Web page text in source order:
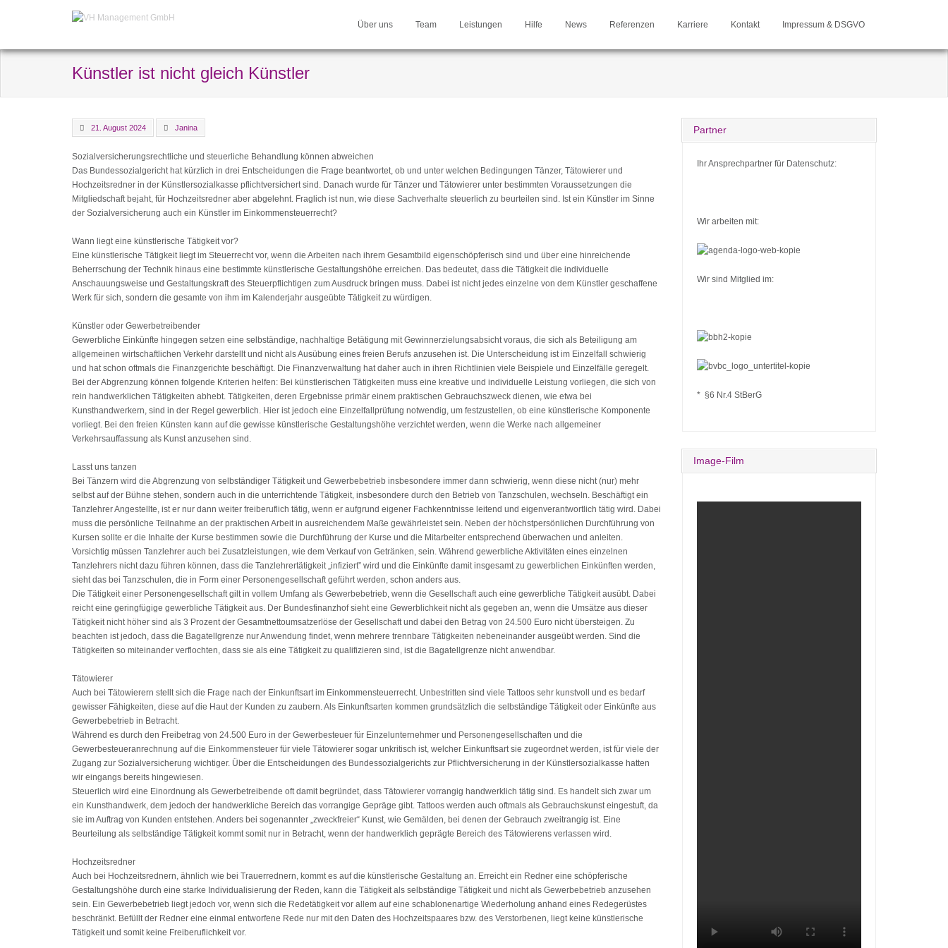
Über uns Team Leistungen Hilfe News Referenzen Karriere Kontakt Impressum & DSGVO
Künstler ist nicht gleich Künstler
21. August 2024 Janina
Sozialversicherungsrechtliche und steuerliche Behandlung können abweichen
Das Bundessozialgericht hat kürzlich in drei Entscheidungen die Frage beantwortet, ob und unter welchen Bedingungen Tänzer, Tätowierer und
Hochzeitsredner in der Künstlersozialkasse pflichtversichert sind. Danach wurde für Tänzer und Tätowierer unter bestimmten Voraussetzungen die
Mitgliedschaft bejaht, für Hochzeitsredner aber abgelehnt. Fraglich ist nun, wie diese Sachverhalte steuerlich zu beurteilen sind. Ist ein Künstler im Sinne
der Sozialversicherung auch ein Künstler im Einkommensteuerrecht?
Wann liegt eine künstlerische Tätigkeit vor?
Eine künstlerische Tätigkeit liegt im Steuerrecht vor, wenn die Arbeiten nach ihrem Gesamtbild eigenschöpferisch sind und über eine hinreichende
Beherrschung der Technik hinaus eine bestimmte künstlerische Gestaltungshöhe erreichen. Das bedeutet, dass die Tätigkeit die individuelle
Anschauungsweise und Gestaltungskraft des Steuerpflichtigen zum Ausdruck bringen muss. Dabei ist nicht jedes einzelne von dem Künstler geschaffene
Werk für sich, sondern die gesamte von ihm im Kalenderjahr ausgeübte Tätigkeit zu würdigen.
Künstler oder Gewerbetreibender
Gewerbliche Einkünfte hingegen setzen eine selbständige, nachhaltige Betätigung mit Gewinnerzielungsabsicht voraus, die sich als Beteiligung am
allgemeinen wirtschaftlichen Verkehr darstellt und nicht als Ausübung eines freien Berufs anzusehen ist. Die Unterscheidung ist im Einzelfall schwierig
und hat schon oftmals die Finanzgerichte beschäftigt. Die Finanzverwaltung hat daher auch in ihren Richtlinien viele Beispiele und Einzelfälle geregelt.
Bei der Abgrenzung können folgende Kriterien helfen: Bei künstlerischen Tätigkeiten muss eine kreative und individuelle Leistung vorliegen, die sich von
rein handwerklichen Tätigkeiten abhebt. Tätigkeiten, deren Ergebnisse primär einem praktischen Gebrauchszweck dienen, wie etwa bei
Kunsthandwerkern, sind in der Regel gewerblich. Hier ist jedoch eine Einzelfallprüfung notwendig, um festzustellen, ob eine künstlerische Komponente
vorliegt. Bei den freien Künsten kann auf die gewisse künstlerische Gestaltungshöhe verzichtet werden, wenn die Werke nach allgemeiner
Verkehrsauffassung als Kunst anzusehen sind.
Lasst uns tanzen
Bei Tänzern wird die Abgrenzung von selbständiger Tätigkeit und Gewerbebetrieb insbesondere immer dann schwierig, wenn diese nicht (nur) mehr
selbst auf der Bühne stehen, sondern auch in die unterrichtende Tätigkeit, insbesondere durch den Betrieb von Tanzschulen, wechseln. Beschäftigt ein
Tanzlehrer Angestellte, ist er nur dann weiter freiberuflich tätig, wenn er aufgrund eigener Fachkenntnisse leitend und eigenverantwortlich tätig wird. Dabei
muss die persönliche Teilnahme an der praktischen Arbeit in ausreichendem Maße gewährleistet sein. Neben der höchstpersönlichen Durchführung von
Kursen sollte er die Inhalte der Kurse bestimmen sowie die Durchführung der Kurse und die Mitarbeiter entsprechend überwachen und anleiten.
Vorsichtig müssen Tanzlehrer auch bei Zusatzleistungen, wie dem Verkauf von Getränken, sein. Während gewerbliche Aktivitäten eines einzelnen
Tanzlehrers nicht dazu führen können, dass die Tanzlehrertätigkeit „infiziert” wird und die Einkünfte damit insgesamt zu gewerblichen Einkünften werden,
sieht das bei Tanzschulen, die in Form einer Personengesellschaft geführt werden, schon anders aus.
Die Tätigkeit einer Personengesellschaft gilt in vollem Umfang als Gewerbebetrieb, wenn die Gesellschaft auch eine gewerbliche Tätigkeit ausübt. Dabei
reicht eine geringfügige gewerbliche Tätigkeit aus. Der Bundesfinanzhof sieht eine Gewerblichkeit nicht als gegeben an, wenn die Umsätze aus dieser
Tätigkeit nicht höher sind als 3 Prozent der Gesamtnettoumsatzerlöse der Gesellschaft und dabei den Betrag von 24.500 Euro nicht übersteigen. Zu
beachten ist jedoch, dass die Bagatellgrenze nur Anwendung findet, wenn mehrere trennbare Tätigkeiten nebeneinander ausgeübt werden. Sind die
Tätigkeiten so miteinander verflochten, dass sie als eine Tätigkeit zu qualifizieren sind, ist die Bagatellgrenze nicht anwendbar.
Tätowierer
Auch bei Tätowierern stellt sich die Frage nach der Einkunftsart im Einkommensteuerrecht. Unbestritten sind viele Tattoos sehr kunstvoll und es bedarf
gewisser Fähigkeiten, diese auf die Haut der Kunden zu zaubern. Als Einkunftsarten kommen grundsätzlich die selbständige Tätigkeit oder Einkünfte aus
Gewerbebetrieb in Betracht.
Während es durch den Freibetrag von 24.500 Euro in der Gewerbesteuer für Einzelunternehmer und Personengesellschaften und die
Gewerbesteueranrechnung auf die Einkommensteuer für viele Tätowierer sogar unkritisch ist, welcher Einkunftsart sie zugeordnet werden, ist für viele der
Zugang zur Sozialversicherung wichtiger. Über die Entscheidungen des Bundessozialgerichts zur Pflichtversicherung in der Künstlersozialkasse hatten
wir eingangs bereits hingewiesen.
Steuerlich wird eine Einordnung als Gewerbetreibende oft damit begründet, dass Tätowierer vorrangig handwerklich tätig sind. Es handelt sich zwar um
ein Kunsthandwerk, dem jedoch der handwerkliche Bereich das vorrangige Gepräge gibt. Tattoos werden auch oftmals als Gebrauchskunst eingestuft, da
sie im Auftrag von Kunden entstehen. Anders bei sogenannter „zweckfreier“ Kunst, wie Gemälden, bei denen der Gebrauch zweitrangig ist. Eine
Beurteilung als selbständige Tätigkeit kommt somit nur in Betracht, wenn der handwerklich geprägte Bereich des Tätowierens verlassen wird.
Hochzeitsredner
Auch bei Hochzeitsrednern, ähnlich wie bei Trauerrednern, kommt es auf die künstlerische Gestaltung an. Erreicht ein Redner eine schöpferische
Gestaltungshöhe durch eine starke Individualisierung der Reden, kann die Tätigkeit als selbständige Tätigkeit und nicht als Gewerbebetrieb anzusehen
sein. Ein Gewerbebetrieb liegt jedoch vor, wenn sich die Redetätigkeit vor allem auf eine schablonenartige Wiederholung anhand eines Redegerüstes
beschränkt. Befüllt der Redner eine einmal entworfene Rede nur mit den Daten des Hochzeitspaares bzw. des Verstorbenen, liegt keine künstlerische
Tätigkeit und somit keine Freiberuflichkeit vor.
Partner
Ihr Ansprechpartner für Datenschutz:
Wir arbeiten mit:
Wir sind Mitglied im:
* §6 Nr.4 StBerG
Image-Film